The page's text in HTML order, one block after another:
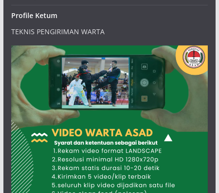
Profile Ketum
TEKNIS PENGIRIMAN WARTA